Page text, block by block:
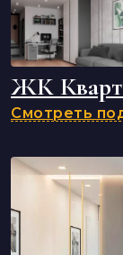
ЖК
Смотреть